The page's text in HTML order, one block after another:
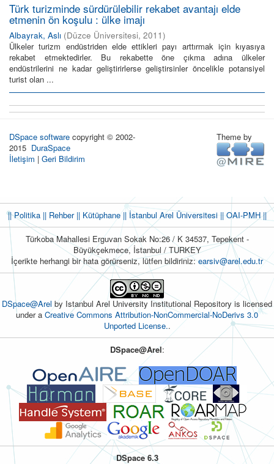
Türk turizminde sürdürülebilir rekabet avantajı elde
etmenin ön koşulu : ülke imajı
Albayrak, Aslı (Düzce Üniversitesi, 2011)
Ülkeler turizm endüstriden elde ettikleri payı arttırmak için kıyasıya
rekabet etmektedirler. Bu rekabette öne çıkma adına ülkeler
endüstrilerini ne kadar geliştirirlerse geliştirsinler öncelikle potansiyel
turist olan ...
DSpace software copyright © 2002-
2015 DuraSpace
İletişim | Geri Bildirim
Theme by
|| Politika|| Rehber|| Kütüphane|| İstanbul Arel Üniversitesi ||OAI-PMH ||
Türkoba Mahallesi Erguvan Sokak No:26 / K 34537, Tepekent -
Büyükçekmece, İstanbul / TURKEY
İçerikte herhangi bir hata görürseniz, lütfen bildiriniz:earsiv@arel.edu.tr
DSpace@Arelby Istanbul Arel University Institutional Repository is licensed
under a Creative Commons Attribution-NonCommercial-NoDerivs 3.0
Unported License..
DSpace@Arel:
DSpace 6.3